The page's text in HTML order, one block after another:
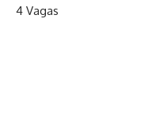
4 Vagas